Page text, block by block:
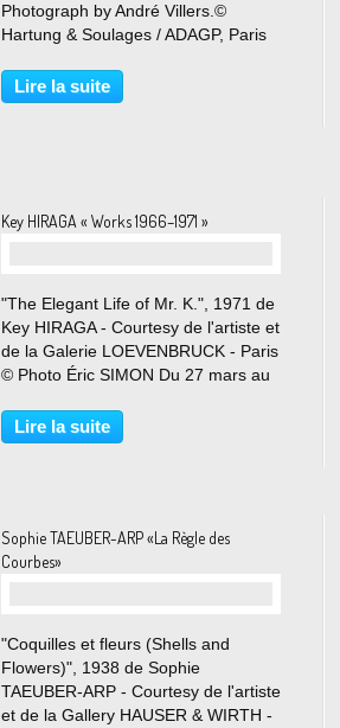
Photograph by André Villers.©
Hartung & Soulages / ADAGP, Paris
Hartung-Bergman. Du 25 avril au 30
mai 2026 « Nous étions des
Lire la suite
Key HIRAGA « Works 1966–1971 »
"The Elegant Life of Mr. K.", 1971 de
Key HIRAGA - Courtesy de l'artiste et
de la Galerie LOEVENBRUCK - Paris
© Photo Éric SIMON Du 27 mars au
une sélection de peintures et
d’œuvres sur papier de l’artiste
Lire la suite
Sophie TAEUBER-ARP «La Règle des
Courbes»
"Coquilles et fleurs (Shells and
Flowers)", 1938 de Sophie
TAEUBER-ARP - Courtesy de l'artiste
et de la Gallery HAUSER & WIRTH -